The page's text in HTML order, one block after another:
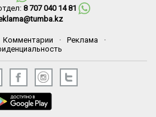
8 707 040 14 81
Комментарии · Реклама
·